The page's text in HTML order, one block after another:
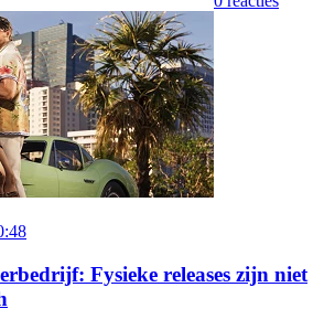
Fysieke releases zijn niet